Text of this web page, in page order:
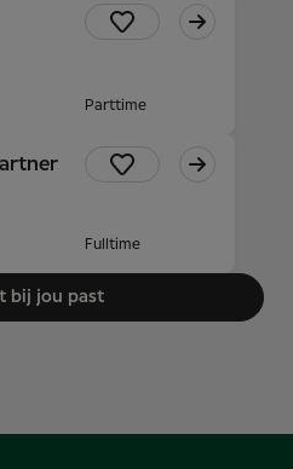
Parttime
Fulltime
bij jou past